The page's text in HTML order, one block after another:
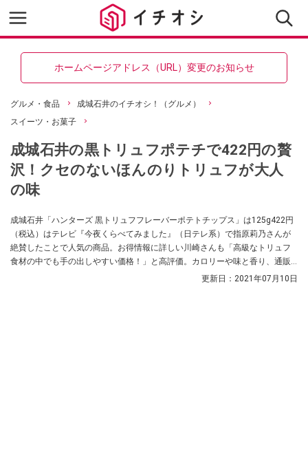
ホームページアドレス（URL）変更のお知らせ
グルメ・食品
成城石井のイチオシ！（グルメ）
スイーツ・お菓子
成城石井の黒トリュフポテチで422円の贅
沢！クセのないほんのりトリュフが大人
の味
成城石井「ハンターズ 黒トリュフフレーバーポテトチップス」は125g422円
（税込）はテレビ『今夜くらべてみました』（日テレ系）で指原莉乃さんが
絶賛したことで人気の商品。お得情報に詳しい川崎さんも「高級なトリュフ
食材の中でも手の出しやすい価格！」と高評価。カロリーや味と香り、通販
更新日： 2021年07月10日